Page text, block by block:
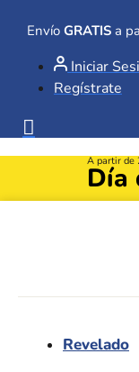
contenido
Envío GRATIS a
Iniciar
Regístrate
A partir de
Día
Revelado